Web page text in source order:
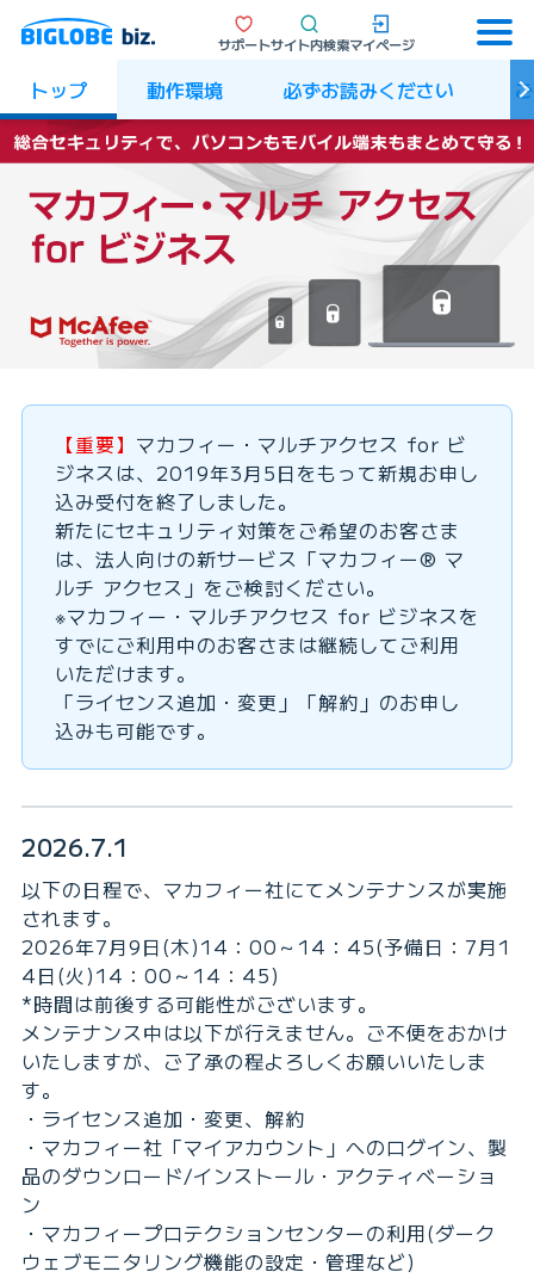
サポートサイト内検索マイページ
トップ 動作環境 必ずお読みください
【重要】 マカフィー・マルチアクセス for ビ
ジネスは、2019年3月5日をもって新規お申し
込み受付を終了しました。
新たにセキュリティ対策をご希望のお客さま
は、法人向けの新サービス「マカフィー® マ
ルチ アクセス」をご検討ください。
※マカフィー・マルチアクセス for ビジネスを
すでにご利用中のお客さまは継続してご利用
いただけます。
「ライセンス追加・変更」「解約」のお申し
込みも可能です。
2026.7.1
以下の日程で、マカフィー社にてメンテナンスが実施
されます。
2026年7月9日(木)14：00～14：45(予備日：7月1
4日(火)14：00～14：45)
*時間は前後する可能性がございます。
メンテナンス中は以下が行えません。ご不便をおかけ
いたしますが、ご了承の程よろしくお願いいたしま
す。
・ライセンス追加・変更、解約
・マカフィー社「マイアカウント」へのログイン、製
品のダウンロード/インストール・アクティベーショ
ン
・マカフィープロテクションセンターの利用(ダーク
ウェブモニタリング機能の設定・管理など)